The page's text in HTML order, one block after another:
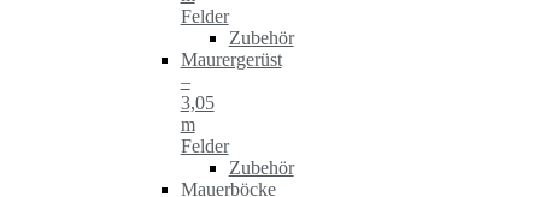
Felder
Zubehör
Maurergerüst
–
3,05
m
Felder
Zubehör
Mauerböcke